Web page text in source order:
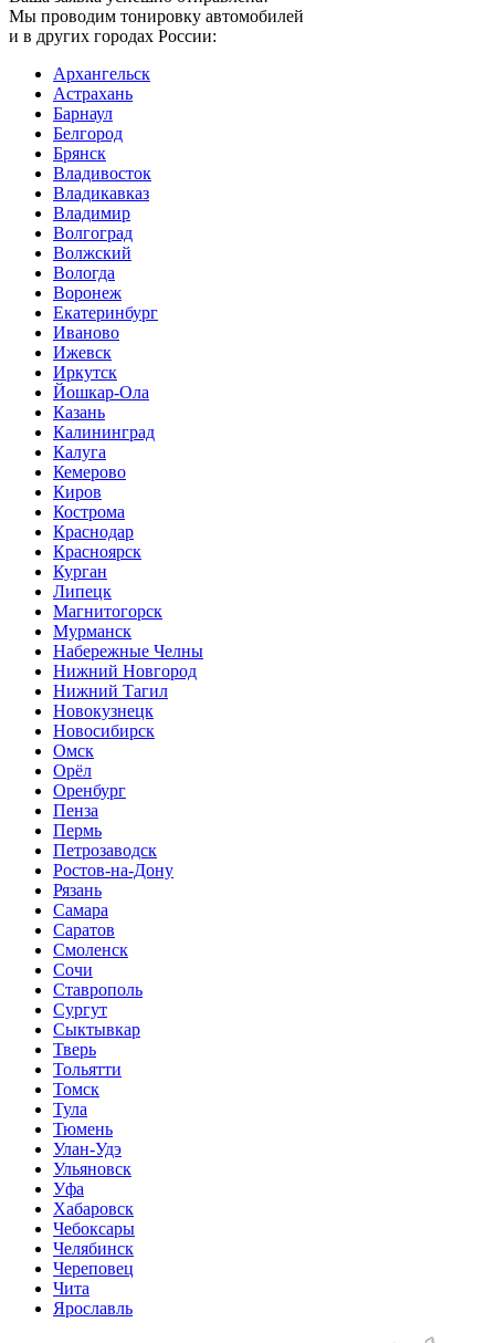
Мы проводим тонировку автомобилей
и в других городах России:
Архангельск
Астрахань
Барнаул
Белгород
Брянск
Владивосток
Владикавказ
Владимир
Волгоград
Волжский
Вологда
Воронеж
Екатеринбург
Иваново
Ижевск
Иркутск
Йошкар-Ола
Казань
Калининград
Калуга
Кемерово
Киров
Кострома
Краснодар
Красноярск
Курган
Липецк
Магнитогорск
Мурманск
Набережные Челны
Нижний Новгород
Нижний Тагил
Новокузнецк
Новосибирск
Омск
Орёл
Оренбург
Пенза
Пермь
Петрозаводск
Ростов-на-Дону
Рязань
Самара
Саратов
Смоленск
Сочи
Ставрополь
Сургут
Сыктывкар
Тверь
Тольятти
Томск
Тула
Тюмень
Улан-Удэ
Ульяновск
Уфа
Хабаровск
Чебоксары
Челябинск
Череповец
Чита
Ярославль